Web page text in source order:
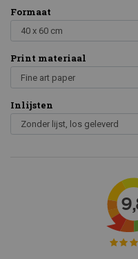
Formaat
Print materiaal
Inlijsten